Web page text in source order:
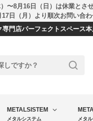
〜8月16日（日）は休業と
日（月）より順次お問い合
門店パーフェクトスペース
METALSISTEM
メタルシステム メタ